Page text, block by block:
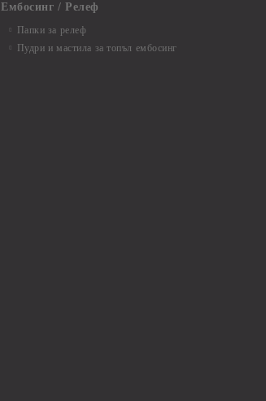
Ембосинг / Релеф
Папки за релеф
Пудри и мастила за топъл ембосинг